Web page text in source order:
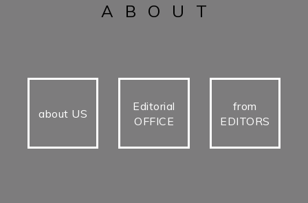
ABOUT
about US
Editorial
OFFICE
from
EDITORS